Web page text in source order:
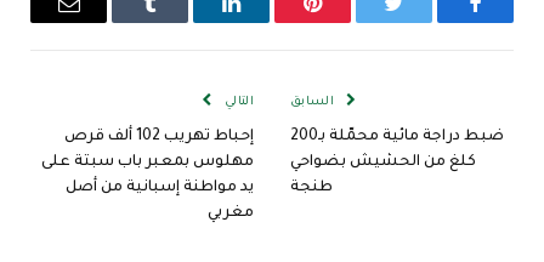
فيسبوك تويتر بينتيريستلينكدإن Tumblr
البريد
السابق
ضبط دراجة مائية محمّلة بـ200
كلغ من الحشيش بضواحي
طنجة
التالي
إحباط تهريب 102 ألف قرص
مهلوس بمعبر باب سبتة على
يد مواطنة إسبانية من أصل
مغربي